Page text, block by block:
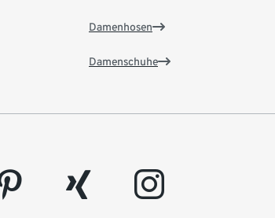
Damenhosen
Damenschuhe
xing instagram